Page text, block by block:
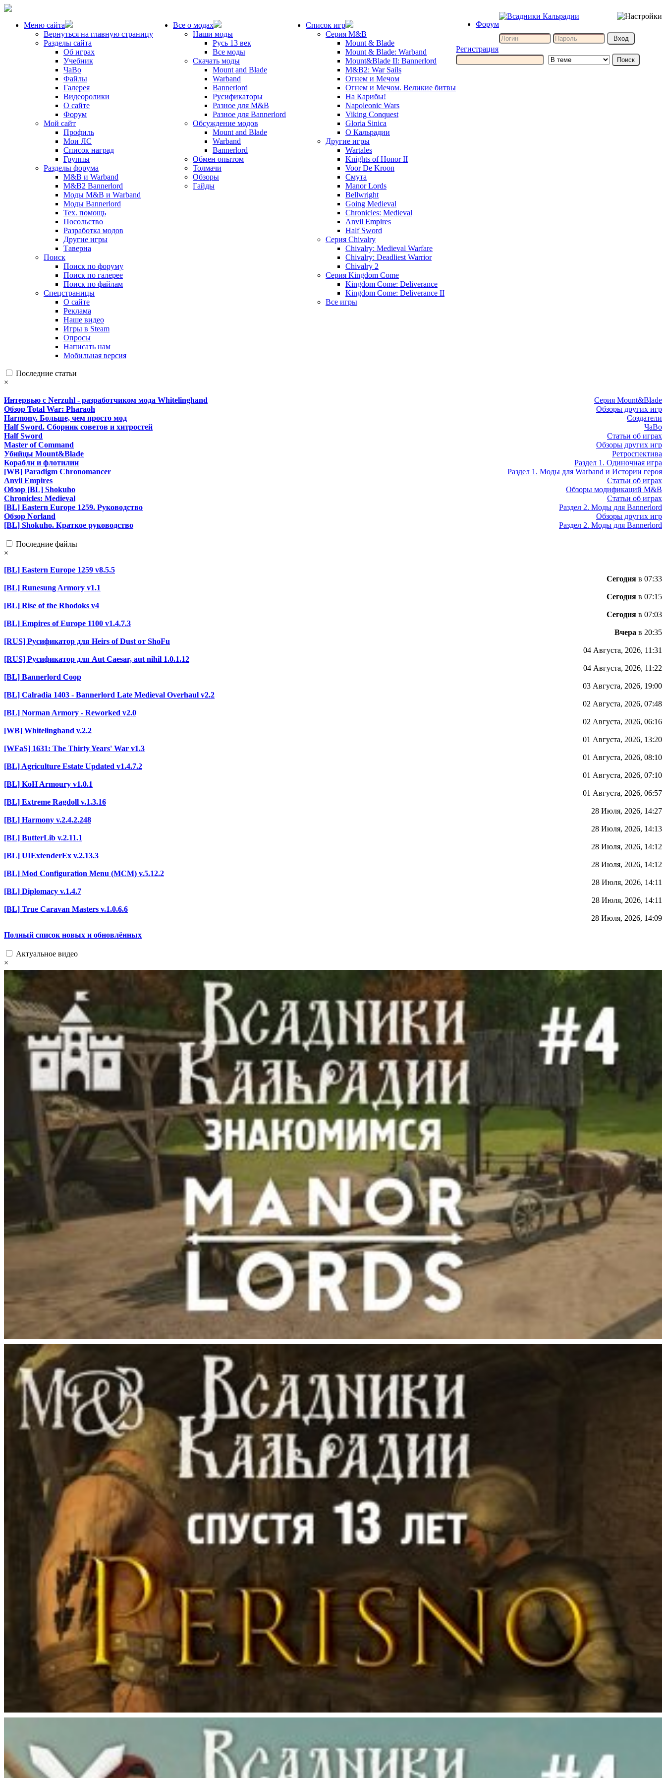
Меню сайта
Вернуться на главную страницу
Разделы сайта
Об играх
Учебник
ЧаВо
Файлы
Галерея
Видеоролики
О сайте
Форум
Мой сайт
Профиль
Мои ЛС
Список наград
Группы
Разделы форума
M&B и Warband
M&B2 Bannerlord
Моды M&B и Warband
Моды Bannerlord
Тех. помощь
Посольство
Разработка модов
Другие игры
Таверна
Поиск
Поиск по форуму
Поиск по галерее
Поиск по файлам
Спецстраницы
О сайте
Реклама
Наше видео
Игры в Steam
Опросы
Написать нам
Мобильная версия
Все о модах
Наши моды
Русь 13 век
Все моды
Скачать моды
Mount and Blade
Warband
Bannerlord
Русификаторы
Разное для M&B
Разное для Bannerlord
Обсуждение модов
Mount and Blade
Warband
Bannerlord
Обмен опытом
Толмачи
Обзоры
Гайды
Список игр
Серия M&B
Mount & Blade
Mount & Blade: Warband
Mount&Blade II: Bannerlord
M&B2: War Sails
Огнем и Мечом
Огнем и Мечом. Великие битвы
На Карибы!
Napoleonic Wars
Viking Conquest
Gloria Sinica
О Кальрадии
Другие игры
Wartales
Knights of Honor II
Voor De Kroon
Смута
Manor Lords
Bellwright
Going Medieval
Chronicles: Medieval
Anvil Empires
Half Sword
Серия Chivalry
Chivalry: Medieval Warfare
Chivalry: Deadliest Warrior
Chivalry 2
Серия Kingdom Come
Kingdom Come: Deliverance
Kingdom Come: Deliverance II
Все игры
Форум
Регистрация
Последние статьи
×
Серия Mount&Blade
Интервью с Nerzuhl - разработчиком мода Whitelinghand
Обзоры других игр
Обзор Total War: Pharaoh
Создатели
Harmony. Больше, чем просто мод
ЧаВо
Half Sword. Сборник советов и хитростей
Статьи об играх
Half Sword
Обзоры других игр
Master of Command
Ретроспектива
Убийцы Mount&Blade
Раздел 1. Одиночная игра
Корабли и флотилии
Раздел 1. Моды для Warband и Истории героя
[WB] Paradigm Chronomancer
Статьи об играх
Anvil Empires
Обзоры модификаций M&B
Обзор [BL] Shokuho
Статьи об играх
Chronicles: Medieval
Раздел 2. Моды для Bannerlord
[BL] Eastern Europe 1259. Руководство
Обзоры других игр
Обзор Norland
Раздел 2. Моды для Bannerlord
[BL] Shokuho. Краткое руководство
Последние файлы
×
[BL] Eastern Europe 1259 v8.5.5
Сегодня в 07:33
[BL] Runesung Armory v1.1
Сегодня в 07:15
[BL] Rise of the Rhodoks v4
Сегодня в 07:03
[BL] Empires of Europe 1100 v1.4.7.3
Вчера в 20:35
[RUS] Русификатор для Heirs of Dust от ShoFu
04 Августа, 2026, 11:31
[RUS] Русификатор для Aut Caesar, aut nihil 1.0.1.12
04 Августа, 2026, 11:22
[BL] Bannerlord Coop
03 Августа, 2026, 19:00
[BL] Calradia 1403 - Bannerlord Late Medieval Overhaul v2.2
02 Августа, 2026, 07:48
[BL] Norman Armory - Reworked v2.0
02 Августа, 2026, 06:16
[WB] Whitelinghand v.2.2
01 Августа, 2026, 13:20
[WFaS] 1631: The Thirty Years' War v1.3
01 Августа, 2026, 08:10
[BL] Agriculture Estate Updated v1.4.7.2
01 Августа, 2026, 07:10
[BL] KoH Armoury v1.0.1
01 Августа, 2026, 06:57
[BL] Extreme Ragdoll v.1.3.16
28 Июля, 2026, 14:27
[BL] Harmony v.2.4.2.248
28 Июля, 2026, 14:13
[BL] ButterLib v.2.11.1
28 Июля, 2026, 14:12
[BL] UIExtenderEx v.2.13.3
28 Июля, 2026, 14:12
[BL] Mod Configuration Menu (MCM) v.5.12.2
28 Июля, 2026, 14:11
[BL] Diplomacy v.1.4.7
28 Июля, 2026, 14:11
[BL] True Caravan Masters v.1.0.6.6
28 Июля, 2026, 14:09
Полный список новых и обновлённых
Актуальное видео
×